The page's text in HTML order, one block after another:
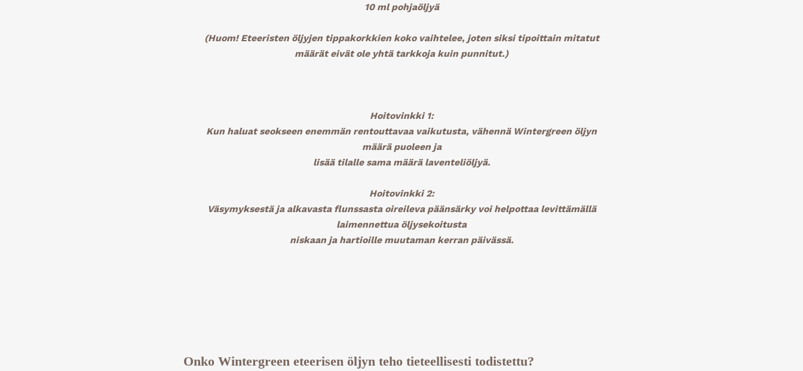
10 ml pohjaöljyä
(Huom! Eteeristen öljyjen tippakorkkien koko vaihtelee, joten siksi tipoittain mitatut
määrät eivät ole yhtä tarkkoja kuin punnitut.)
Hoitovinkki 1:
Kun haluat seokseen enemmän rentouttavaa vaikutusta, vähennä Wintergreen öljyn
määrä puoleen ja
lisää tilalle sama määrä laventeliöljyä.
Hoitovinkki2:
Väsymyksestä ja alkavasta flunssasta oireileva päänsärky voi helpottaa levittämällä
laimennettua öljysekoitusta
niskaan ja hartioille muutaman kerran päivässä.
Onko Wintergreen eteerisen öljyn teho tieteellisesti todistettu?